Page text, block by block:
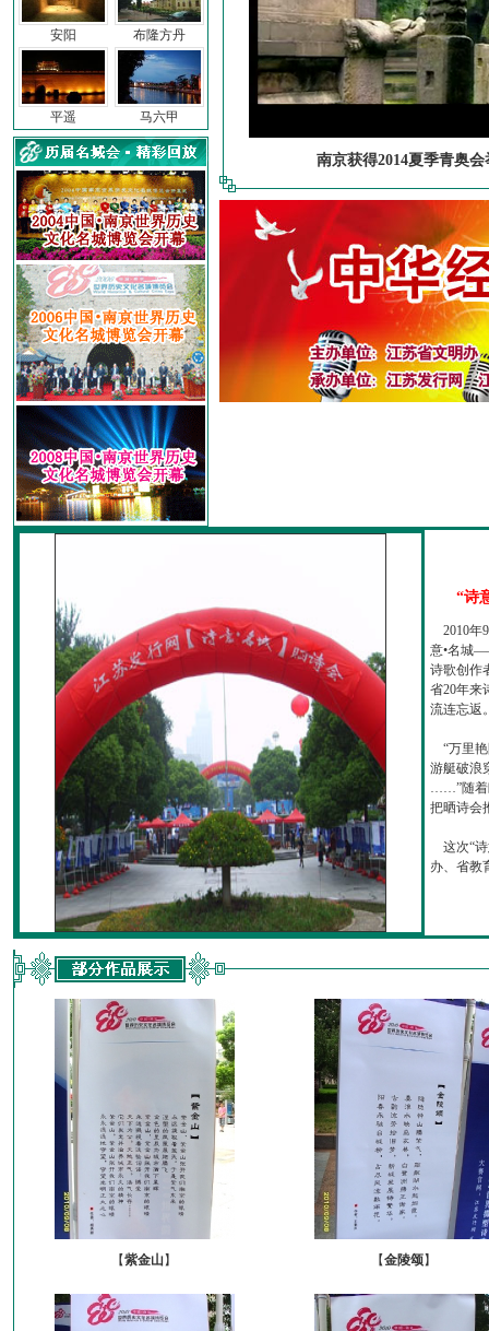
安阳
平遥
布隆方丹
马六甲
南京获得2014夏季青奥会
“诗
2010年
意•名城
诗歌创作
省20年来
流连忘返
“万里艳
游艇破浪
……”随着
把晒诗会
这次“诗
办、省教
【紫金山】 【金陵颂】